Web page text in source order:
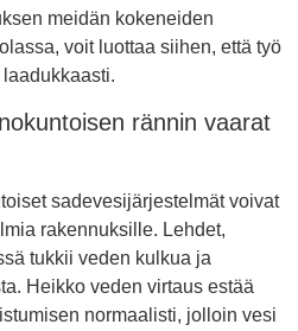
meidän kokeneiden
voit luottaa siihen, että työ
rännin vaarat
sadevesijärjestelmät voivat
rakennuksille. Lehdet,
tukkii veden kulkua ja
Heikko veden virtaus estää
normaalisti, jolloin vesi